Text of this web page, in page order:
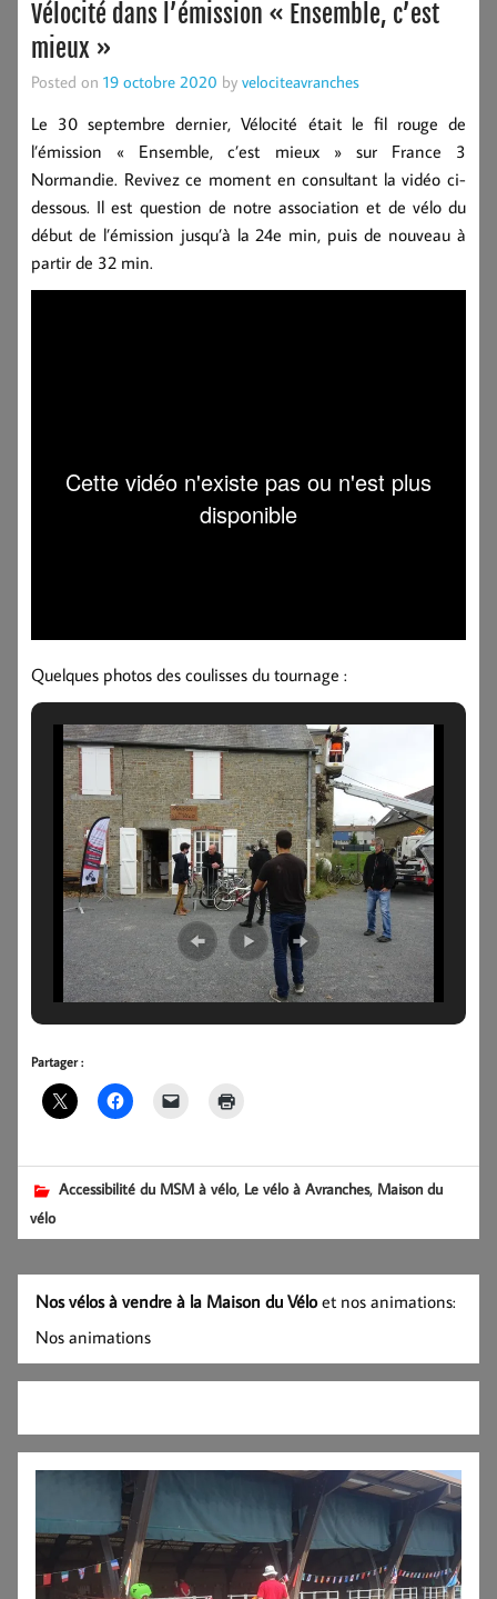
Vélocité dans l’émission « Ensemble, c’est
mieux »
Posted on 19 octobre 2020 by velociteavranches
Le 30 septembre dernier, Vélocité était le fil rouge de
l’émission « Ensemble, c’est mieux » sur France 3
Normandie. Revivez ce moment en consultant la vidéo ci-
dessous. Il est question de notre association et de vélo du
début de l’émission jusqu’à la 24e min, puis de nouveau à
partir de 32 min.
Quelques photos des coulisses du tournage :
Partager :
Accessibilité du MSM à vélo, Le vélo à Avranches, Maison du
vélo
Nos vélos à vendre à la Maison du Véloet nos animations:
Nos animations